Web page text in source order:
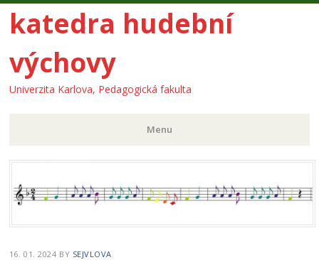
katedra hudební
výchovy
Univerzita Karlova, Pedagogická fakulta
Menu
Skip
to
content
16. 01. 2024 BY SEJVLOVA